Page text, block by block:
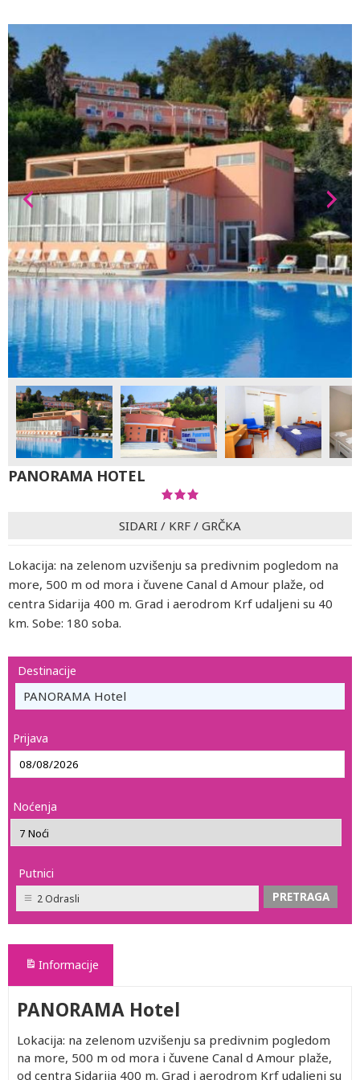
PANORAMA HOTEL
SIDARI / KRF / GRČKA
Lokacija: na zelenom uzvišenju sa predivnim pogledom na
more, 500 m od mora i čuvene Canal d Amour plaže, od
centra Sidarija 400 m. Grad i aerodrom Krf udaljeni su 40
km. Sobe: 180 soba.
Destinacije
PANORAMA Hotel
Prijava
Noćenja
Putnici
2 Odrasli
Informacije
PANORAMA Hotel
Lokacija: na zelenom uzvišenju sa predivnim pogledom
na more, 500 m od mora i čuvene Canal d Amour plaže,
od centra Sidarija 400 m. Grad i aerodrom Krf udaljeni su